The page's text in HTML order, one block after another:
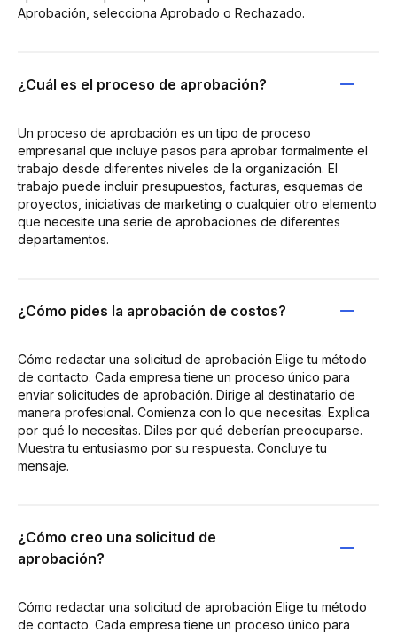
Aprobación, selecciona Aprobado o Rechazado.
¿Cuál es el proceso de aprobación?
Un proceso de aprobación es un tipo de proceso
empresarial que incluye pasos para aprobar formalmente el
trabajo desde diferentes niveles de la organización. El
trabajo puede incluir presupuestos, facturas, esquemas de
proyectos, iniciativas de marketing o cualquier otro elemento
que necesite una serie de aprobaciones de diferentes
departamentos.
¿Cómo pides la aprobación de costos?
Cómo redactar una solicitud de aprobación Elige tu método
de contacto. Cada empresa tiene un proceso único para
enviar solicitudes de aprobación. Dirige al destinatario de
manera profesional. Comienza con lo que necesitas. Explica
por qué lo necesitas. Diles por qué deberían preocuparse.
Muestra tu entusiasmo por su respuesta. Concluye tu
mensaje.
¿Cómo creo una solicitud de
aprobación?
Cómo redactar una solicitud de aprobación Elige tu método
de contacto. Cada empresa tiene un proceso único para